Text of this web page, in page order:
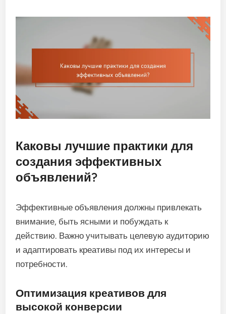
Каковы лучшие практики для
создания эффективных
объявлений?
Эффективные объявления должны привлекать
внимание, быть ясными и побуждать к
действию. Важно учитывать целевую аудиторию
и адаптировать креативы под их интересы и
потребности.
Оптимизация креативов для
высокой конверсии